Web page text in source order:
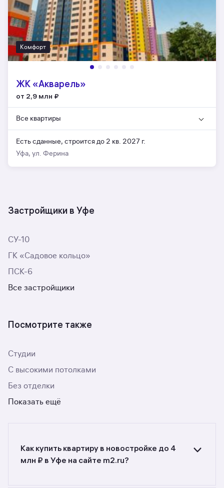
Комфорт
ЖК «Акварель»
от 2,9 млн ₽
Все квартиры
Есть сданные, строится до 2 кв. 2027 г.
Уфа, ул. Ферина
Застройщики в Уфе
СУ-10
ГК «Садовое кольцо»
ПСК-6
Все застройщики
Посмотрите также
Студии
С высокими потолками
Без отделки
Показать ещё
Как купить квартиру в новостройке до 4
млн ₽ в Уфе на сайте m2.ru?